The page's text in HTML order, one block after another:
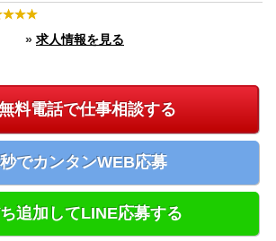
» 求人情報を見る
料電話で仕事相談する
でカンタンWEB応募
追加してLINE応募する